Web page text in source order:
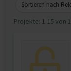
Sortieren nach
Projekte: 1-15 von